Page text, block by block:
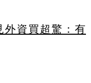
外資買超驚：有